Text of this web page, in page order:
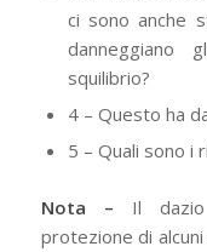
ci sono anche
danneggiano
squilibrio?
4 – Questo ha
5 – Quali sono i
Nota – Il
protezione di